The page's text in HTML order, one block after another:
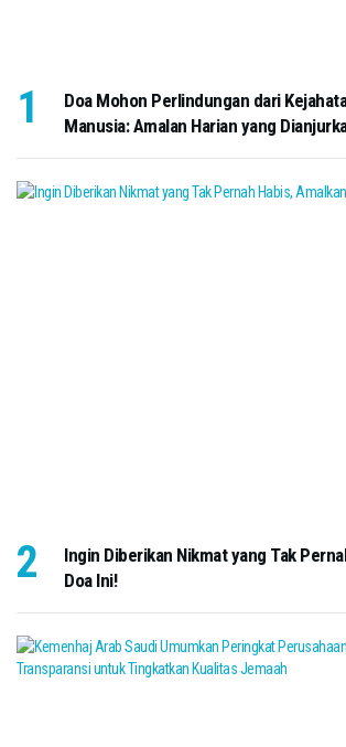
Doa Mohon Perlindungan dari
Manusia: Amalan Harian yang
Ingin Diberikan Nikmat yang Tak
Doa Ini!